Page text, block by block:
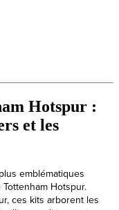
Hotspur :
et les
emblématiques
Hotspur.
ces kits arborent les